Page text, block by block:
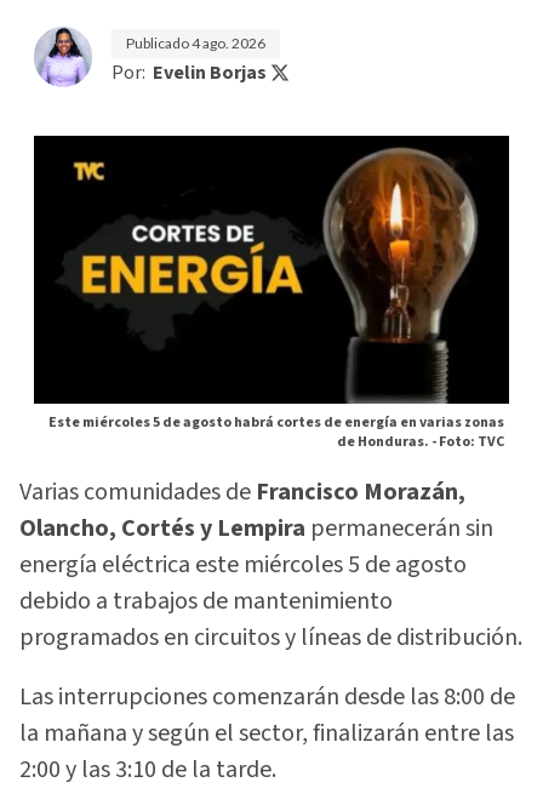
Publicado4 ago. 2026
Por: Evelin Borjas
Este miércoles 5 de agosto habrá cortes de energía en varias zonas
de Honduras. -Foto: TVC
Varias comunidades de Francisco Morazán,
Olancho, Cortés y Lempira permanecerán sin
energía eléctrica este miércoles 5 de agosto
debido a trabajos de mantenimiento
programados en circuitos y líneas de distribución.
Las interrupciones comenzarán desde las 8:00 de
la mañana y según el sector, finalizarán entre las
2:00 y las 3:10 de la tarde.